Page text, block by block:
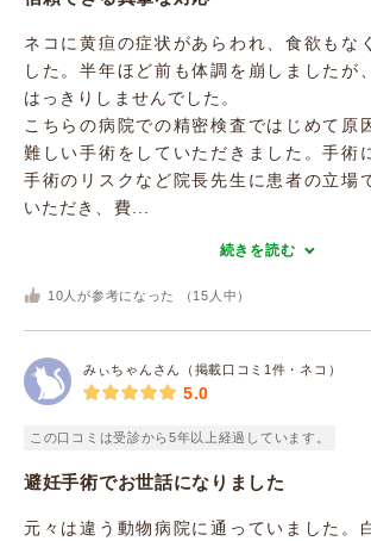
ネコに黄疸の症状があらわれ、食欲もな
した。半年ほど前も体調を崩しましたが
はっきりしませんでした。
こちらの病院での精密検査ではじめて原
難しい手術をしていただきました。手術
手術のリスクなど院長先生に患者の立場
いただき、費...
続きを読む
10 人が参考になった （ 15 人中）
みぃちゃんさん（掲載口コミ1件・ネコ）
5.0
この口コミは受診から5年以上経過しています。
避妊手術でお世話になりました
元々は違う動物病院に通っていました。